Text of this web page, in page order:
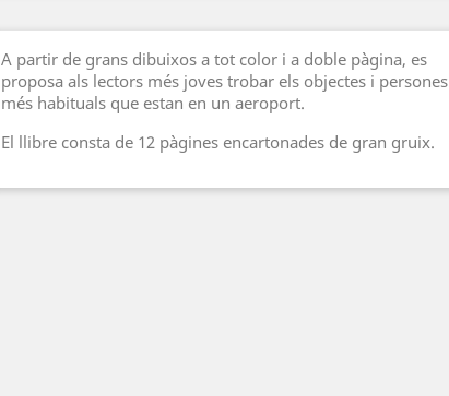
A partir de grans dibuixos a tot color i a doble pàgina, es
proposa als lectors més joves trobar els objectes i persones
més habituals que estan en un aeroport.
El llibre consta de 12 pàgines encartonades de gran gruix.